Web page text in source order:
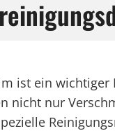
ist ein
nicht nur